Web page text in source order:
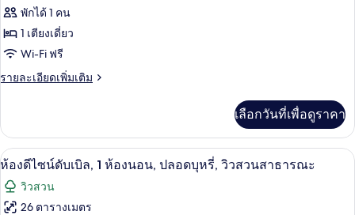
ของ
ห้อง
สแตนดาร์ด
ซิงเกิล
พักได้ 1 คน
1 เตียงเดี่ยว
Wi-Fi ฟรี
รายละเอียดเพิ่มเติม
ราย
เกี่ยว
กับ
ห้อง
ซิงเกิล
เลือกวันที่เพื่อดูราคา
เปิด
ภาพถ่าย
ทั้งหมด
ห้องดีไซน์ดับเบิล, 1 ห้องนอน, ปลอดบุ
12
ห้องดีไซน์ดับเบิล, 1 ห้องนอน, ปลอดบุหรี่, วิวสวนสาธารณะ
วิวสวน
26 ตารางเมตร